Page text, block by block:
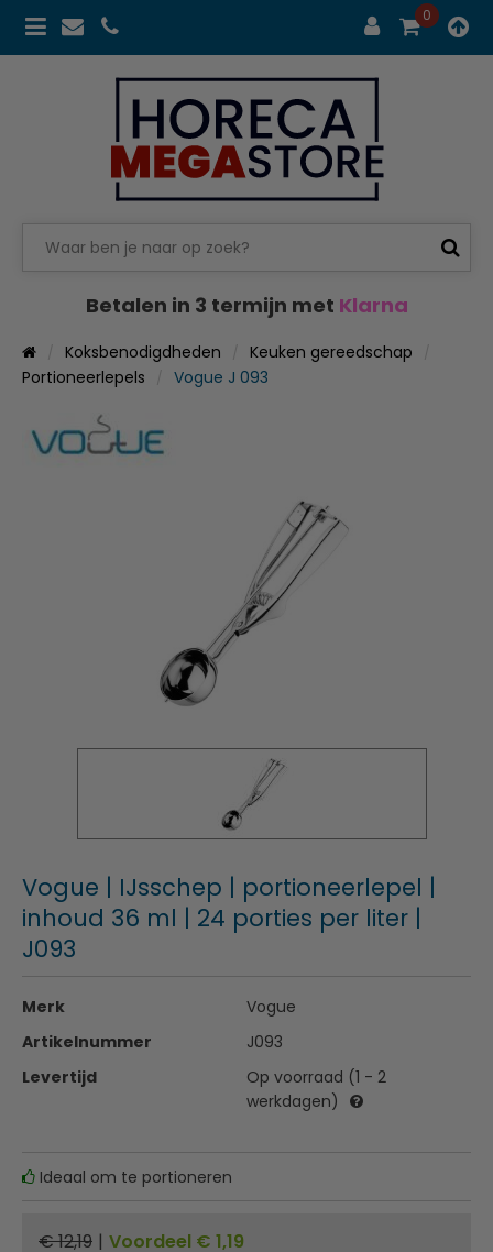
0
Betalen in 3 termijn met Klarna
Koksbenodigdheden
Keuken gereedschap
Portioneerlepels
Vogue J 093
Vogue | IJsschep | portioneerlepel |
inhoud 36 ml | 24 porties per liter |
J093
Merk
Vogue
Artikelnummer
J093
Levertijd
Op voorraad (1 - 2
werkdagen)
Ideaal om te portioneren
€ 12,19 | Voordeel € 1,19